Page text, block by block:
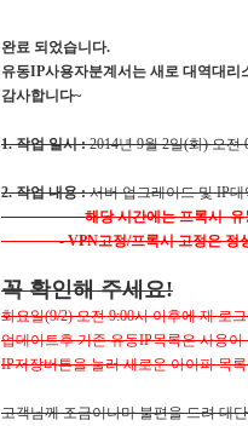
완료 되었습니다.
유동IP사용자분계서는 새로 대역대
감사합니다~
1. 작업 일시 :2014년 9월 2일(화) 오전
2. 작업 내용 :서버 업그레이드 및 IP
해당 시간에는 프록시
- VPN고정/프록시 고정은 정상
꼭 확인해 주세요!
화요일(9/2) 오전 9:00시 이후에 재 로
업데이트후 기존 유동IP목록은 사용이
IP저장버튼을 눌러 새로운 아이피 목
고객님께 조금이나마 불편을 드려 대